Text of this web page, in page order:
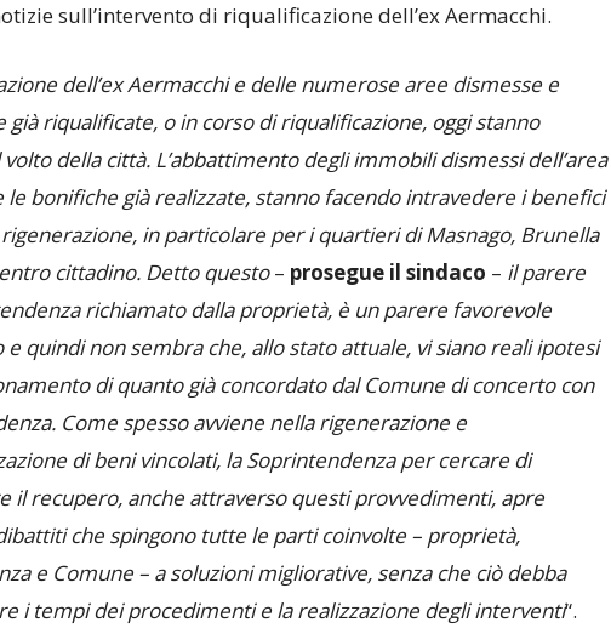
sull’intervento di riqualificazione dell’ex Aermacchi.
dell’ex Aermacchi e delle numerose aree dismesse e
già riqualificate, o in corso di riqualificazione, oggi stanno
della città. L’abbattimento degli immobili dismessi dell’area
le bonifiche già realizzate, stanno facendo intravedere i benefici
rigenerazione, in particolare per i quartieri di Masnago, Brunella
cittadino. Detto questo– prosegue il sindaco – il parere
richiamato dalla proprietà, è un parere favorevole
e quindi non sembra che, allo stato attuale, vi siano reali ipotesi
di quanto già concordato dal Comune di concerto con
Come spesso avviene nella rigenerazione e
di beni vincolati, la Soprintendenza per cercare di
il recupero, anche attraverso questi provvedimenti, apre
che spingono tutte le parti coinvolte – proprietà,
e Comune – a soluzioni migliorative, senza che ciò debba
i tempi dei procedimenti e la realizzazione degli interventi“.